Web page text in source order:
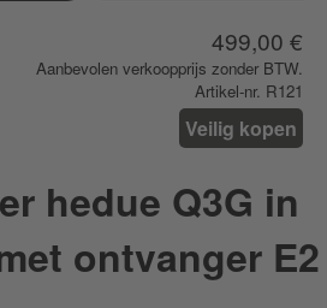
499,00 €
Aanbevolen verkoopprijs zonder BTW.
Artikel-nr. R121
Veilig kopen
hedue Q3G in
ontvanger E2